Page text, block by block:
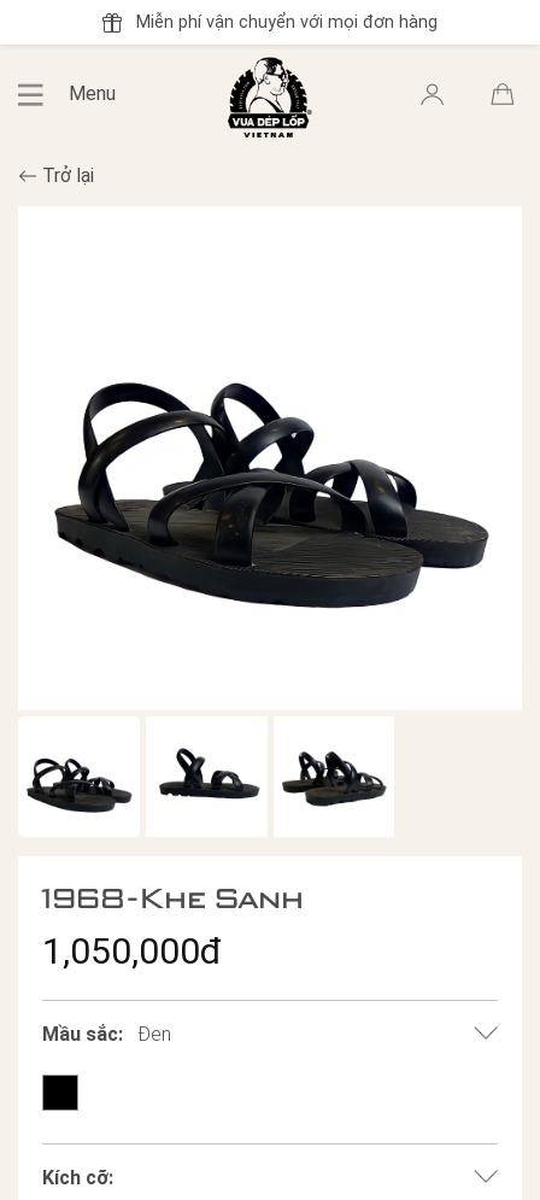
Miễn phí vận chuyển với mọi đơn hàng
Menu
Trở lại
1968-Khe Sanh
1,050,000đ
Mầu sắc: Đen
Kích cỡ: